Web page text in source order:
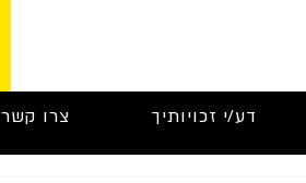
דע/י זכויותיך צרו קשר